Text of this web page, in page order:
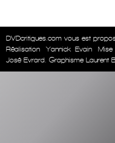
DVDcritiques.com vous est
Réalisation
Yannick Evain Mise
José Evrard. Graphisme Laurent